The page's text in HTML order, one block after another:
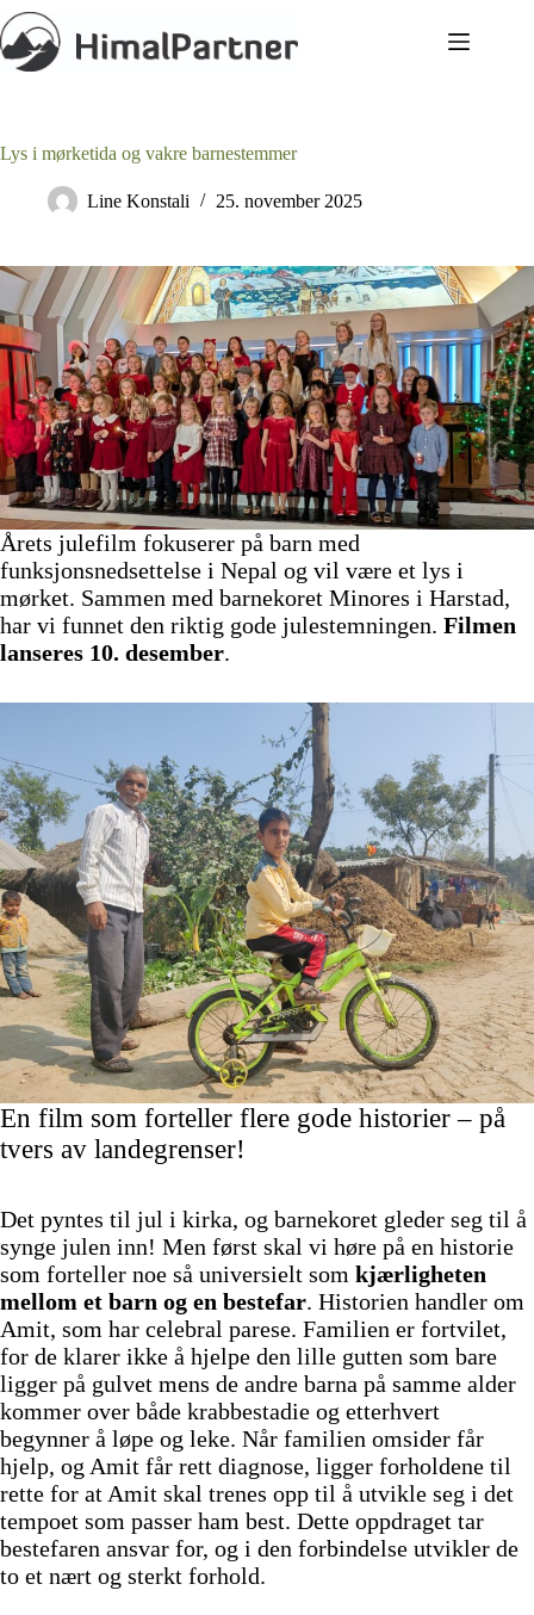
Hopp
til
innholdet
Lys i mørketida og vakre barnestemmer
Line Konstali 25. november 2025
Årets julefilm fokuserer på barn med
funksjonsnedsettelse i Nepal og vil være et lys i
mørket. Sammen med barnekoret Minores i Harstad,
har vi funnet den riktig gode julestemningen. Filmen
lanseres 10. desember.
En film som forteller flere gode historier – på
tvers av landegrenser!
Det pyntes til jul i kirka, og barnekoret gleder seg til å
synge julen inn! Men først skal vi høre på en historie
som forteller noe så universielt som kjærligheten
mellom et barn og en bestefar. Historien handler om
Amit, som har celebral parese. Familien er fortvilet,
for de klarer ikke å hjelpe den lille gutten som bare
ligger på gulvet mens de andre barna på samme alder
kommer over både krabbestadie og etterhvert
begynner å løpe og leke. Når familien omsider får
hjelp, og Amit får rett diagnose, ligger forholdene til
rette for at Amit skal trenes opp til å utvikle seg i det
tempoet som passer ham best. Dette oppdraget tar
bestefaren ansvar for, og i den forbindelse utvikler de
to et nært og sterkt forhold.